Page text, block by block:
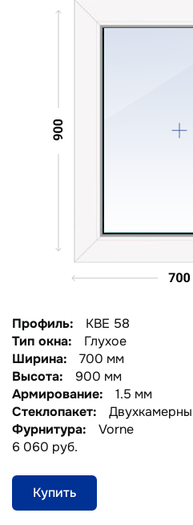
Профиль:
KBE 58
Тип окна:
Глухое
Ширина:
700 мм
Высота:
900 мм
Армирование:
1.5 мм
Стеклопакет:
Фурнитура:
Vorne
6 060 руб.
Купить